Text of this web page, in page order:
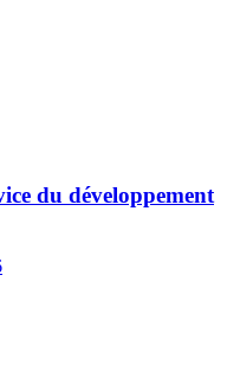
du développement